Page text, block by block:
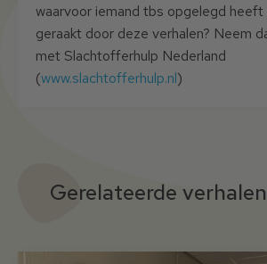
waarvoor iemand tbs opgelegd heeft
geraakt door deze verhalen? Neem
met Slachtofferhulp Nederland
(www.slachtofferhulp.nl)
Gerelateerde verhalen